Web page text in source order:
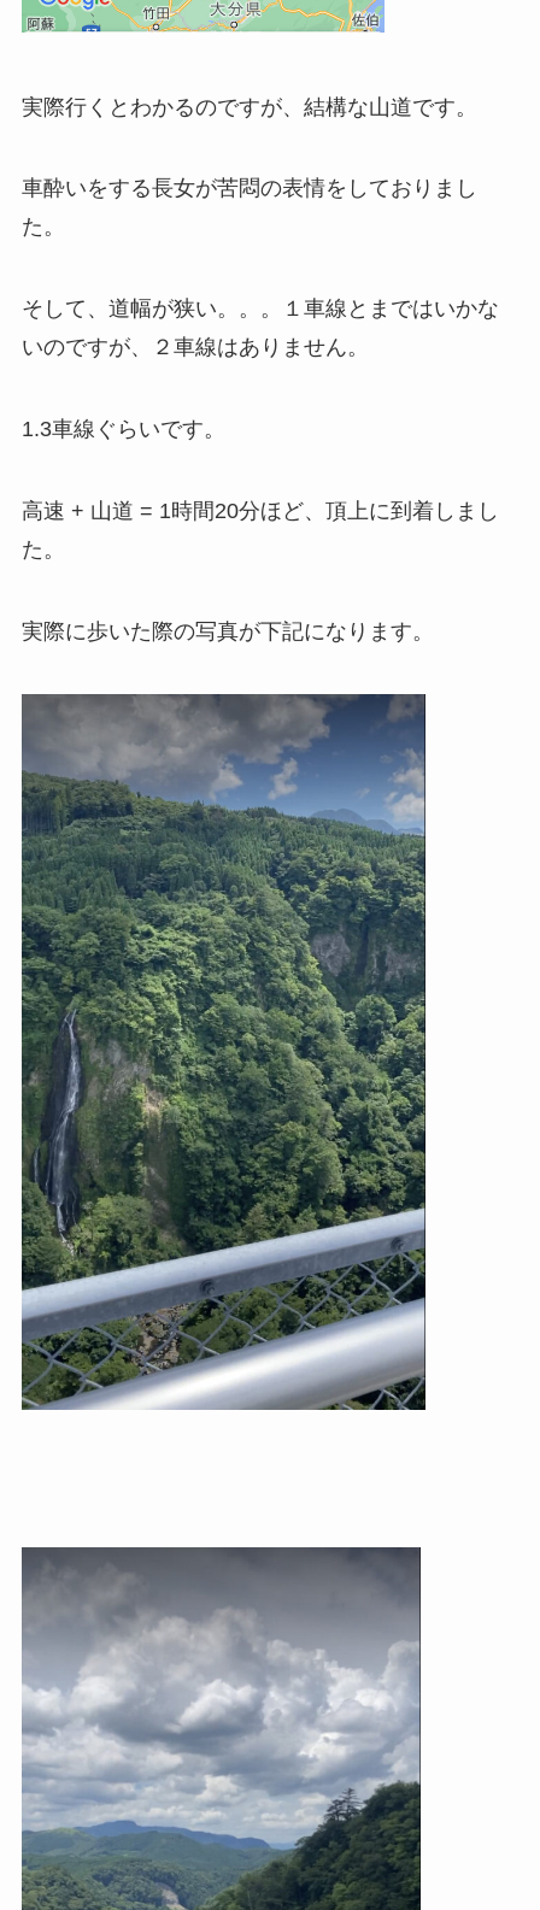
実際行くとわかるのですが、結構な山道です。
車酔いをする長女が苦悶の表情をしておりまし
た。
そして、道幅が狭い。。。１車線とまではいかな
いのですが、２車線はありません。
1.3車線ぐらいです。
高速 + 山道 = 1時間20分ほど、頂上に到着しまし
た。
実際に歩いた際の写真が下記になります。